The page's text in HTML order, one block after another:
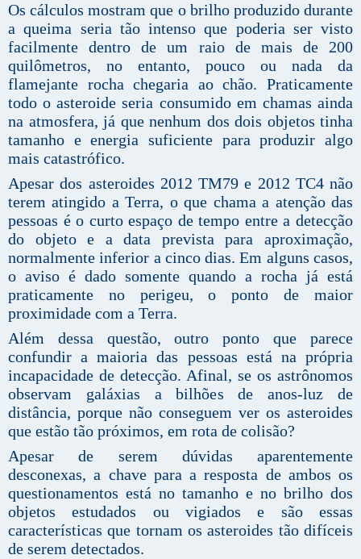
Os cálculos mostram que o brilho produzido durante
a queima seria tão intenso que poderia ser visto
facilmente dentro de um raio de mais de 200
quilômetros, no entanto, pouco ou nada da
flamejante rocha chegaria ao chão. Praticamente
todo o asteroide seria consumido em chamas ainda
na atmosfera, já que nenhum dos dois objetos tinha
tamanho e energia suficiente para produzir algo
mais catastrófico.
Apesar dos asteroides 2012 TM79 e 2012 TC4 não
terem atingido a Terra, o que chama a atenção das
pessoas é o curto espaço de tempo entre a detecção
do objeto e a data prevista para aproximação,
normalmente inferior a cinco dias. Em alguns casos,
o aviso é dado somente quando a rocha já está
praticamente no perigeu, o ponto de maior
proximidade com a Terra.
Além dessa questão, outro ponto que parece
confundir a maioria das pessoas está na própria
incapacidade de detecção. Afinal, se os astrônomos
observam galáxias a bilhões de anos-luz de
distância, porque não conseguem ver os asteroides
que estão tão próximos, em rota de colisão?
Apesar de serem dúvidas aparentemente
desconexas, a chave para a resposta de ambos os
questionamentos está no tamanho e no brilho dos
objetos estudados ou vigiados e são essas
características que tornam os asteroides tão difíceis
de serem detectados.